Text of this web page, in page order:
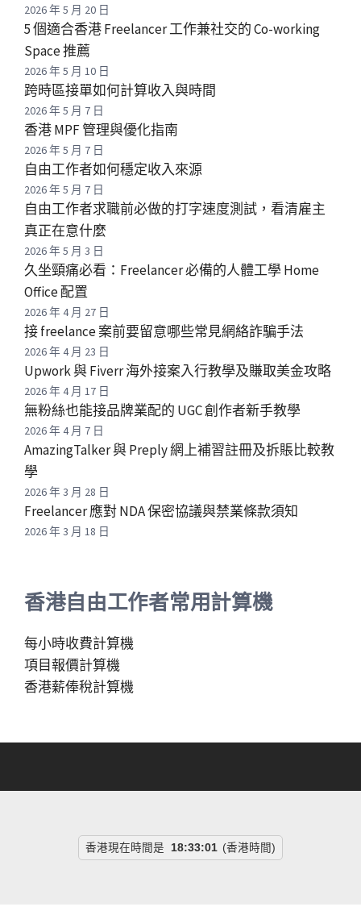
2026 年 5 月 20 日
5 個適合香港 Freelancer 工作兼社交的 Co-working
Space 推薦
2026 年 5 月 10 日
跨時區接單如何計算收入與時間
2026 年 5 月 7 日
香港 MPF 管理與優化指南
2026 年 5 月 7 日
自由工作者如何穩定收入來源
2026 年 5 月 7 日
自由工作者求職前必做的打字速度測試，看清雇主
真正在意什麼
2026 年 5 月 3 日
久坐頸痛必看：Freelancer 必備的人體工學 Home
Office 配置
2026 年 4 月 27 日
接 freelance 案前要留意哪些常見網絡詐騙手法
2026 年 4 月 23 日
Upwork 與 Fiverr 海外接案入行教學及賺取美金攻略
2026 年 4 月 17 日
無粉絲也能接品牌業配的 UGC 創作者新手教學
2026 年 4 月 7 日
AmazingTalker 與 Preply 網上補習註冊及拆賬比較教
學
2026 年 3 月 28 日
Freelancer 應對 NDA 保密協議與禁業條款須知
2026 年 3 月 18 日
香港自由工作者常用計算機
每小時收費計算機
項目報價計算機
香港薪俸稅計算機
香港現在時間是 18:33:02 (香港時間)